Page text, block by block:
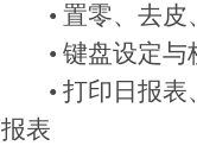
• 置零、去皮
• 键盘设定与
• 打印日报表
报表